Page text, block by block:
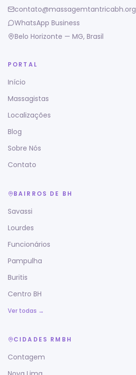
contato@massagemtantricabh.org
WhatsApp Business
Belo Horizonte — MG, Brasil
PORTAL
Início
Massagistas
Localizações
Blog
Sobre Nós
Contato
BAIRROS DE BH
Savassi
Lourdes
Funcionários
Pampulha
Buritis
Centro BH
Ver todas →
CIDADES RMBH
Contagem